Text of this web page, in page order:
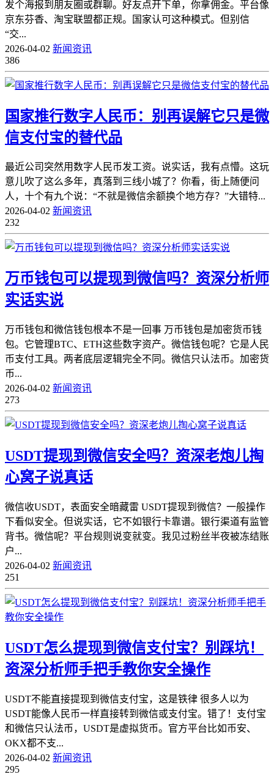
发个海报到朋友圈或群聊。好友点开下单，你拿佣金。平台像
京东芬香、淘宝联盟都正规。国家认可这种模式。但别信
“交...
2026-04-02 新闻资讯
386
国家推行数字人民币：别再误解它只是微
信支付宝的替代品
最近公司突然用数字人民币发工资。说实话，我有点懵。这玩
意儿吹了这么多年，真落到三线小城了？你看，街上随便问
人，十个有九个说：“不就是微信余额换个地方存？”大错特...
2026-04-02 新闻资讯
232
万币钱包可以提现到微信吗？资深分析师
实话实说
万币钱包和微信钱包根本不是一回事 万币钱包是加密货币钱
包。它管理BTC、ETH这些数字资产。微信钱包呢？它是人民
币支付工具。两者底层逻辑完全不同。微信只认法币。加密货
币...
2026-04-02 新闻资讯
273
USDT提现到微信安全吗？资深老炮儿掏
心窝子说真话
微信收USDT，表面安全暗藏雷 USDT提现到微信？一般操作
下看似安全。但说实话，它不如银行卡靠谱。银行渠道有监管
背书。微信呢？平台规则说变就变。我见过粉丝半夜被冻结账
户...
2026-04-02 新闻资讯
251
USDT怎么提现到微信支付宝？别踩坑！
资深分析师手把手教你安全操作
USDT不能直接提现到微信支付宝，这是铁律 很多人以为
USDT能像人民币一样直接转到微信或支付宝。错了！支付宝
和微信只认法币，USDT是虚拟货币。官方平台比如币安、
OKX都不支...
2026-04-02 新闻资讯
295